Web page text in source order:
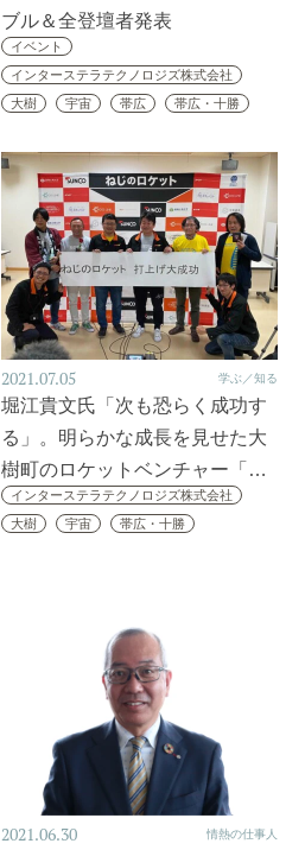
ブル＆全登壇者発表
イベント
インターステラテクノロジズ株式会社
大樹
宇宙 帯広 帯広・十勝
2021.07.05 学ぶ／知る
堀江貴文氏「次も恐らく成功す
る」。明らかな成長を見せた大
樹町のロケットベンチャー「…
インターステラテクノロジズ株式会社
大樹
宇宙 帯広・十勝
2021.06.30 情熱の仕事人